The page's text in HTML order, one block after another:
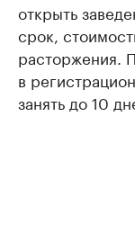
открыть
срок,
расторжения.
в
занять до 10